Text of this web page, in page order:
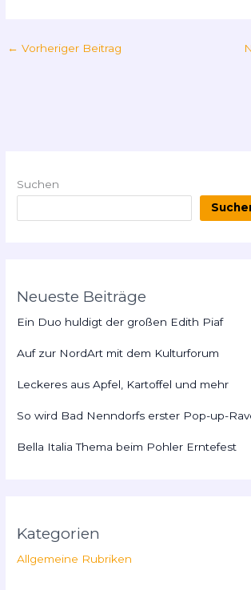
← Vorheriger Beitrag
Suchen
Neueste Beiträge
Ein Duo huldigt der großen Edith Piaf
Auf zur NordArt mit dem Kulturforum
Leckeres aus Apfel, Kartoffel und mehr
So wird Bad Nenndorfs erster Pop-up-
Bella Italia Thema beim Pohler Erntefest
Kategorien
Allgemeine Rubriken